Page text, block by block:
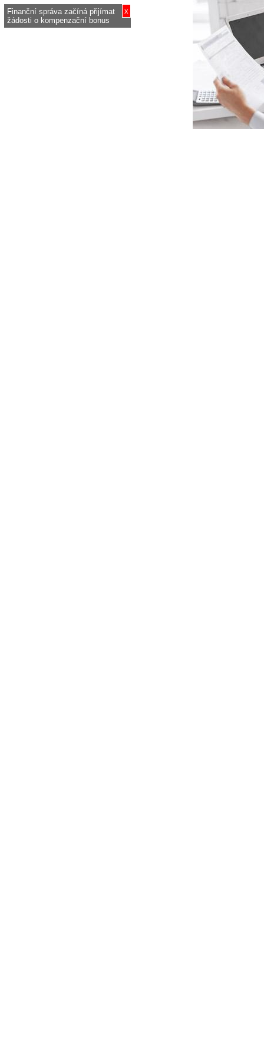
x
Finanční správa začíná přijímat
žádosti o kompenzační bonus